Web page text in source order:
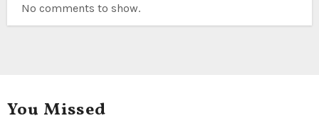
No comments to show.
You Missed